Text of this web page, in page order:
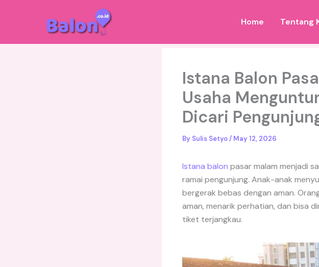
Home Tentang
Istana Balon
Usaha
Dicari
By Sulis Setyo/ May 12, 2026
Istana balon pasar malam menjadi
ramai pengunjung. Anak-anak
bergerak bebas dengan aman.
aman, menarik perhatian, dan bisa
tiket terjangkau.